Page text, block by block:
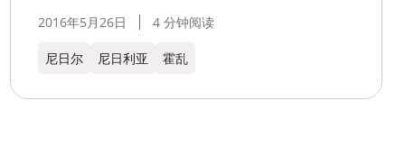
2016年5月26日 4 分钟阅读
尼日尔 尼日利亚 霍乱